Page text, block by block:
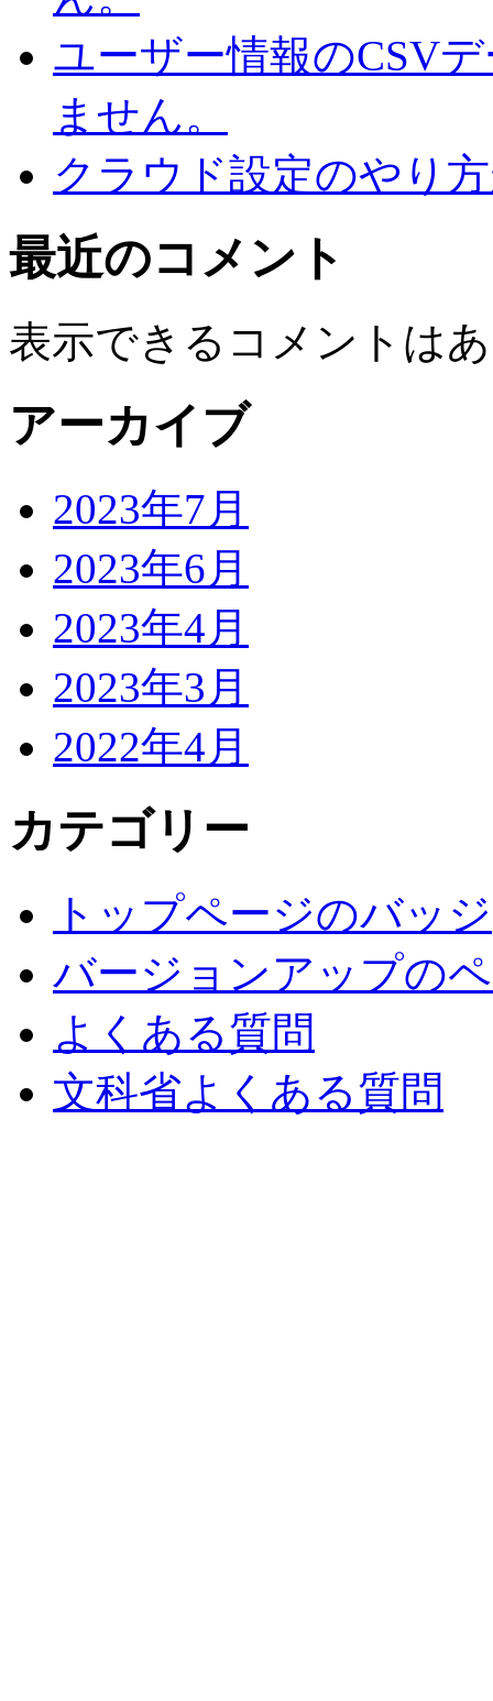
ユーザー情報のCSV
ません。
クラウド設定のやり
最近のコメント
表示できるコメントは
アーカイブ
2023年7月
2023年6月
2023年4月
2023年3月
2022年4月
カテゴリー
トップページのバッジ
バージョンアップの
よくある質問
文科省よくある質問